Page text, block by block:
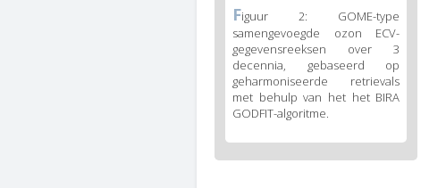
Figure
3
caption
(legend)
Figuur 2: GOME-type
samengevoegde ozon ECV-
gegevensreeksen over 3
decennia, gebaseerd op
geharmoniseerde retrievals
met behulp van het het BIRA
GODFIT-algoritme.